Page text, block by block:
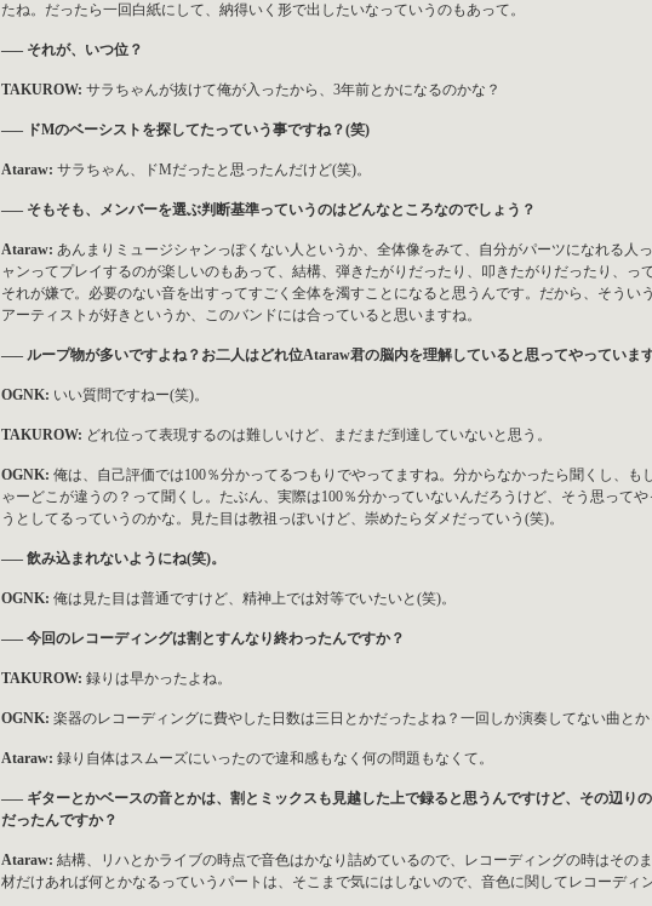
たね。だったら一回白紙にして、納得いく形で出したいなっていうのもあって。
—– それが、いつ位？
TAKUROW: サラちゃんが抜けて俺が入ったから、3年前とかになるのかな？
—– ドMのベーシストを探してたっていう事ですね？(笑)
Ataraw: サラちゃん、ドMだったと思ったんだけど(笑)。
—– そもそも、メンバーを選ぶ判断基準っていうのはどんなところなのでしょう？
Ataraw: あんまりミュージシャンっぽくない人というか、全体像をみて、自分がパーツになれる人
ャンってプレイするのが楽しいのもあって、結構、弾きたがりだったり、叩きたがりだったり、っ
それが嫌で。必要のない音を出すってすごく全体を濁すことになると思うんです。だから、そうい
アーティストが好きというか、このバンドには合っていると思いますね。
—– ループ物が多いですよね？お二人はどれ位Ataraw君の脳内を理解していると思ってやっていま
OGNK: いい質問ですねー(笑)。
TAKUROW: どれ位って表現するのは難しいけど、まだまだ到達していないと思う。
OGNK: 俺は、自己評価では100％分かってるつもりでやってますね。分からなかったら聞くし、も
ゃーどこが違うの？って聞くし。たぶん、実際は100％分かっていないんだろうけど、そう思って
うとしてるっていうのかな。見た目は教祖っぽいけど、崇めたらダメだっていう(笑)。
—– 飲み込まれないようにね(笑)。
OGNK: 俺は見た目は普通ですけど、精神上では対等でいたいと(笑)。
—– 今回のレコーディングは割とすんなり終わったんですか？
TAKUROW: 録りは早かったよね。
OGNK: 楽器のレコーディングに費やした日数は三日とかだったよね？一回しか演奏してない曲とか
Ataraw: 録り自体はスムーズにいったので違和感もなく何の問題もなくて。
—– ギターとかベースの音とかは、割とミックスも見越した上で録ると思うんですけど、その辺り
だったんですか？
Ataraw: 結構、リハとかライブの時点で音色はかなり詰めているので、レコーディングの時はその
材だけあれば何とかなるっていうパートは、そこまで気にはしないので、音色に関してレコーディ